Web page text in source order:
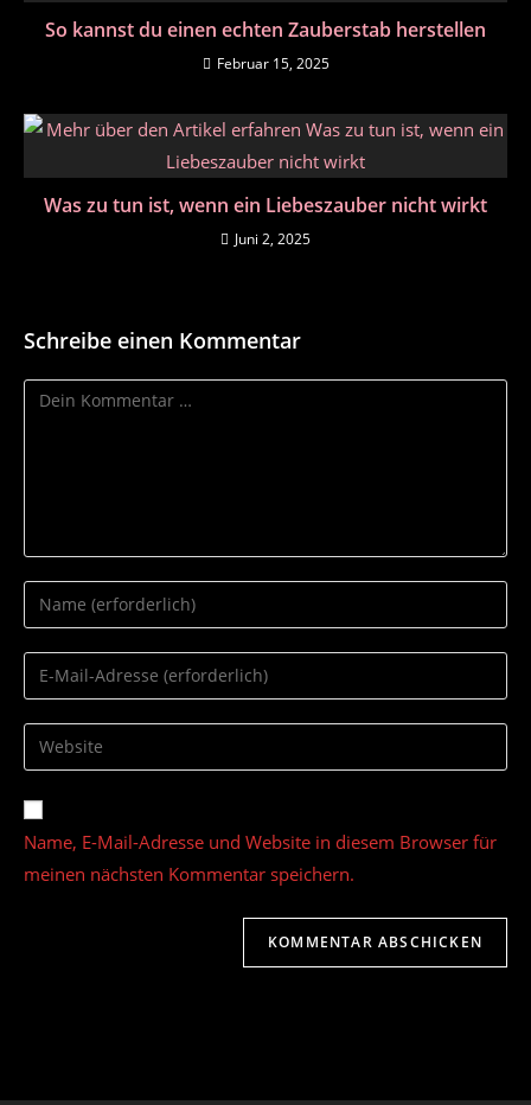
So kannst du einen echten Zauberstab herstellen
Februar 15, 2025
Was zu tun ist, wenn ein Liebeszauber nicht wirkt
Juni 2, 2025
Schreibe einen Kommentar
Kommentar
Gib
deinen
Namen
oder
zum
Kommentieren
ein
Gib
deine
E-
Mail-
zum
Kommentieren
ein
Gib
deine
Website-
URL
ein
(optional)
Name, E-Mail-Adresse und Website in diesem Browser für
meinen nächsten Kommentar speichern.